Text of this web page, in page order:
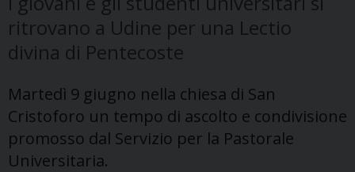
ritrovano a Udine per una Lectio
divina di Pentecoste
Martedì 9 giugno nella chiesa di San
Cristoforo un tempo di ascolto e condivisione
promosso dal Servizio per la Pastorale
Universitaria.